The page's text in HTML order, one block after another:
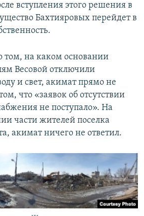
вступления этого решения в
Бахтияровых перейдет в
том, на каком основании
Весовой отключили
и свет, акимат прямо не
что «заявок об отсутствии
не поступало». На
части жителей поселка
акимат ничего не ответил.